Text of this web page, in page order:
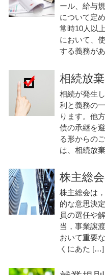
ール、給与
について定
常時10人以
において、
する義務が
相続放
相続が発生
利と義務の
ります。他
債の承継を
る形からの
は、相続放
株主総
株主総会は
的な意思決
員の選任や
当，事業譲
おいて重要
くにあた […]